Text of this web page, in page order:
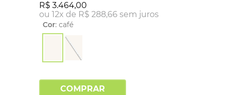
R$ 3.464,00
ou 12x de R$ 288,66 sem juros
Cor: café
COMPRAR